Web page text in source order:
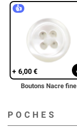
+ 6,00€
Boutons Nacre fine
👍
POCHES